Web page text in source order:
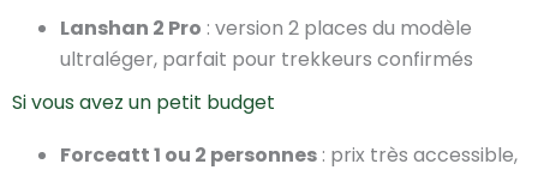
Lanshan 2 Pro : version 2 places du modèle
ultraléger, parfait pour trekkeurs confirmés
Si vous avez un petit budget
Forceatt 1 ou 2 personnes : prix très accessible,